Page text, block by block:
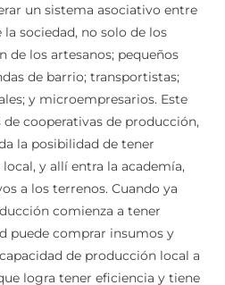
un sistema asociativo entre
sociedad, no solo de los
de los artesanos; pequeños
de barrio; transportistas;
y microempresarios. Este
cooperativas de producción,
la posibilidad de tener
y allí entra la academía,
a los terrenos. Cuando ya
comienza a tener
puede comprar insumos y
de producción local a
logra tener eficiencia y tiene